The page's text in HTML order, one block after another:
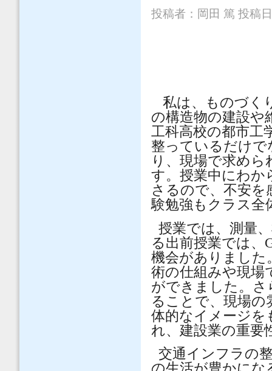
投稿者： 岡田 篤 投稿
私は、ものづく
の構造物の建設や
工科高校の都市工
整っているだけで
り、現場で求め
す。授業中にわか
さるので、不安
験勉強もクラス全
授業では、測量
る出前授業では、
機会がありました
術の仕組みや現場
ができました。さ
ることで、現場の
体的なイメージを
れ、建設業の重要
交通インフラの